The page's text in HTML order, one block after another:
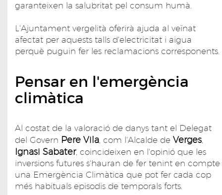
garanteixen la salubritat pel consum humà.
L'Ajuntament vergelità oferirà ajuda al veïnat
afectat per aquests talls d'electricitat i aigua
perquè puguin fer les reclamacions corresponents.
Pensar en l'emergència
climàtica
Al costat de la valoració de danys tant el Delegat
del Govern Pere Vila, com l'Alcalde de Verges,
Ignasi Sabater, coincideixen en l'opinió que les
inversions futures s'hauran de fer tenint en compte
una Emergència Climàtica que pot fer cada cop
més habituals episodis de temporals forts.